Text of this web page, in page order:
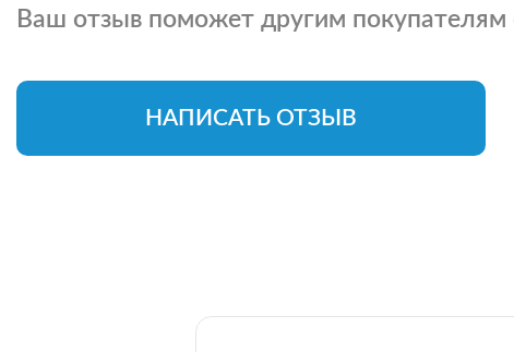
Ваш отзыв поможет другим покупателям
НАПИСАТЬ ОТЗЫВ